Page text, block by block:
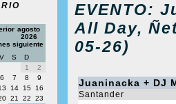
agosto
2026
V S
D
1
2
6 7 8
9
14 15
16
21 22
23
EVENTO:
All Day,
05-26)
Juaninacka + DJ
Santander